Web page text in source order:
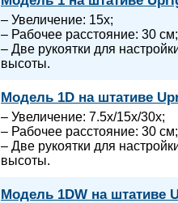
– Увеличение: 15x;
– Рабочее расстояние: 30 см;
– Две рукоятки для
высоты.
Модель 1D на штативе
– Увеличение: 7.5x/15x/30x;
– Рабочее расстояние: 30 см;
– Две рукоятки для
высоты.
Модель 1DW на штативе